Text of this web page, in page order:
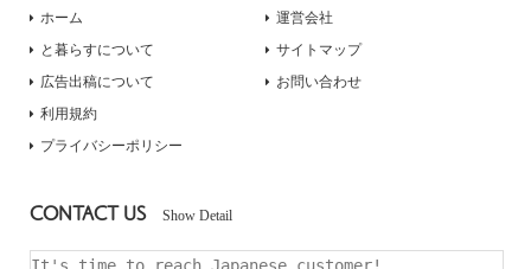
ホーム
と暮らすについて
広告出稿について
運営会社
サイトマップ
お問い合わせ
利用規約
プライバシーポリシー
CONTACT US Show Detail